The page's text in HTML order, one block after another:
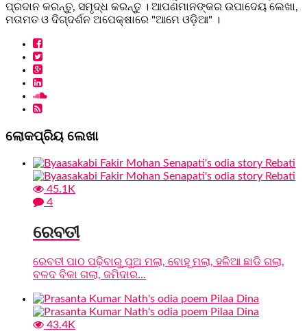
ପ୍ରଦାନ କରନ୍ତୁ, ସମୃଦ୍ଧ କରନ୍ତୁ । ଆପଣମାନଙ୍କର ଉପାଦେୟ ଲେଖା,
ମତାମତ ଓ ଦିଗ୍ଦର୍ଶନ ଅପେକ୍ଷାରେ "ଆମେ ଓଡ଼ିଆ" ।
ଲୋକପ୍ରିୟ ଲେଖା
45.1K
4
ରେବତୀ
ରେବତୀ ପାଠ ପଢ଼ିବାରୁ ପୁଅ ମଲା, ବୋହୂ ମଲା, ହଳିଆ ଛାଡି ଗଲା,
ବଳଦ ବିକା ଗଲା, ଜମିଦାର...
43.4K